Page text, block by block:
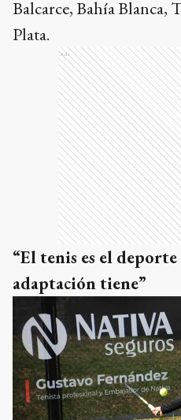
Balcarce, Bahía Blanca,
Plata.
Ads
“El tenis es el
adaptación tiene”